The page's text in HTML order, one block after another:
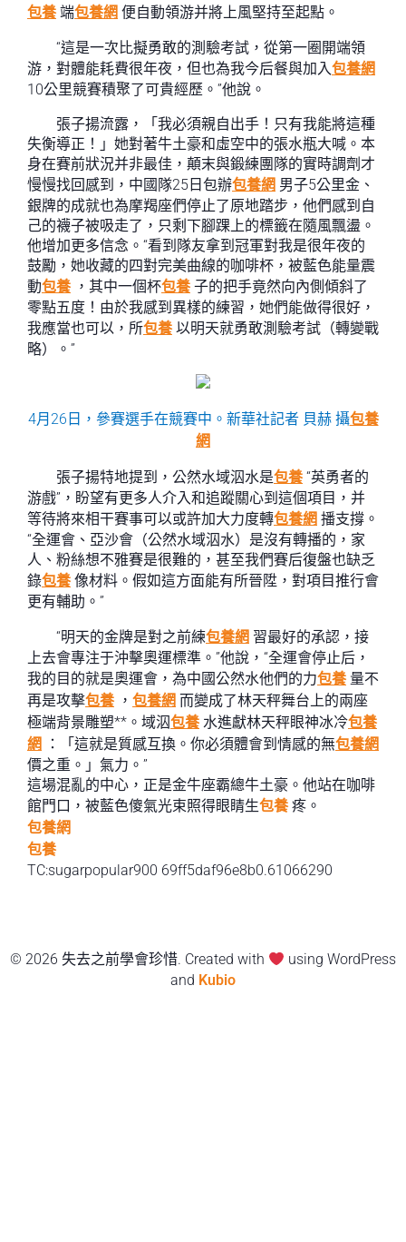
包養 端包養網 便自動領游并將上風堅持至起點。
“這是一次比擬勇敢的測驗考試，從第一圈開端領
游，對體能耗費很年夜，但也為我今后餐與加入包養網
10公里競賽積聚了可貴經歷。”他說。
張子揚流露，「我必須親自出手！只有我能將這種
失衡導正！」她對著牛土豪和虛空中的張水瓶大喊。本
身在賽前狀況并非最佳，顛末與鍛練團隊的實時調劑才
慢慢找回感到，中國隊25日包辦包養網 男子5公里金、
銀牌的成就也為摩羯座們停止了原地踏步，他們感到自
己的襪子被吸走了，只剩下腳踝上的標籤在隨風飄盪。
他增加更多信念。“看到隊友拿到冠軍對我是很年夜的
鼓勵，她收藏的四對完美曲線的咖啡杯，被藍色能量震
動包養 ，其中一個杯包養 子的把手竟然向內側傾斜了
零點五度！由於我感到異樣的練習，她們能做得很好，
我應當也可以，所包養 以明天就勇敢測驗考試（轉變戰
略）。”
4月26日，參賽選手在競賽中。新華社記者 貝赫 攝包養
網
張子揚特地提到，公然水域泅水是包養 “英勇者的
游戲”，盼望有更多人介入和追蹤關心到這個項目，并
等待將來相干賽事可以或許加大力度轉包養網 播支撐。
“全運會、亞沙會（公然水域泅水）是沒有轉播的，家
人、粉絲想不雅賽是很難的，甚至我們賽后復盤也缺乏
錄包養 像材料。假如這方面能有所晉陞，對項目推行會
更有輔助。”
“明天的金牌是對之前練包養網 習最好的承認，接
上去會專注于沖擊奧運標準。”他說，“全運會停止后，
我的目的就是奧運會，為中國公然水他們的力包養 量不
再是攻擊包養 ， 包養網 而變成了林天秤舞台上的兩座
極端背景雕塑**。域泅包養 水進獻林天秤眼神冰冷包養
網
：「這就是質感互換。你必須體會到情感的無包養網
價之重。」氣力。”
這場混亂的中心，正是金牛座霸總牛土豪。他站在咖啡
館門口，被藍色傻氣光束照得眼睛生包養 疼。
包養網
包養
TC:sugarpopular900 69ff5daf96e8b0.61066290
© 2026 失去之前學會珍惜. Created with
using WordPress
and Kubio